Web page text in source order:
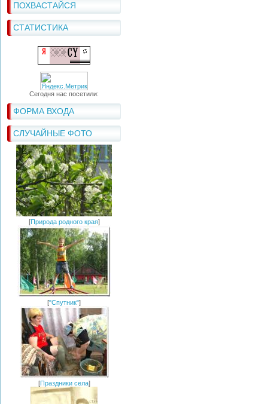
ПОХВАСТАЙСЯ
СТАТИСТИКА
Сегодня нас посетили:
ФОРМА ВХОДА
СЛУЧАЙНЫЕ ФОТО
[Природа родного края]
["Спутник"]
[Праздники села]